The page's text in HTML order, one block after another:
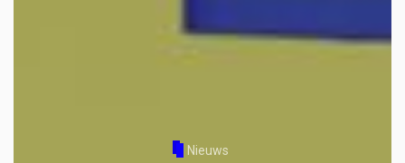
Nieuws